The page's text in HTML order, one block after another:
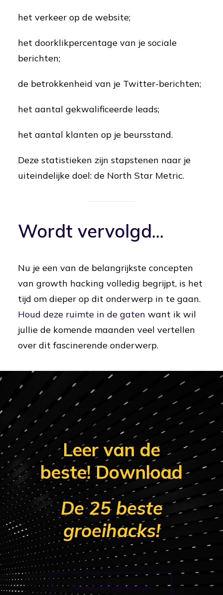
het verkeer op de website;
het doorklikpercentage van je sociale
berichten;
de betrokkenheid van je Twitter-berichten;
het aantal gekwalificeerde leads;
het aantal klanten op je beursstand.
Deze statistieken zijn stapstenen naar je
uiteindelijke doel: de North Star Metric.
Wordt vervolgd...
Nu je een van de belangrijkste concepten
van growth hacking volledig begrijpt, is het
tijd om dieper op dit onderwerp in te gaan.
Houd deze ruimte in de gaten want ik wil
jullie de komende maanden veel vertellen
over dit fascinerende onderwerp.
Leer van de
beste! Download
De 25 beste
groeihacks!
NU DOWNLOADEN!